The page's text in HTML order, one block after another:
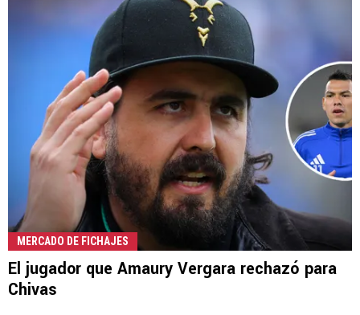
MERCADO DE FICHAJES
El jugador que Amaury Vergara rechazó para
Chivas